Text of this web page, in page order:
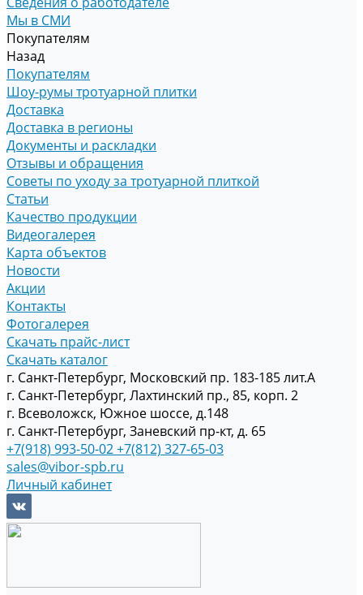
Мы в СМИ
Покупателям
Назад
Покупателям
Шоу-румы тротуарной плитки
Доставка
Доставка в регионы
Документы и раскладки
Отзывы и обращения
Советы по уходу за тротуарной плиткой
Статьи
Качество продукции
Видеогалерея
Карта объектов
Новости
Акции
Контакты
Фотогалерея
Скачать прайс-лист
Скачать каталог
г. Санкт-Петербург, Московский пр. 183-185 лит.А
г. Санкт-Петербург, Лахтинский пр., 85, корп. 2
г. Всеволожск, Южное шоссе, д.148
г. Санкт-Петербург, Заневский пр-кт, д. 65
+7(918) 993-50-02+7(812) 327-65-03
sales@vibor-spb.ru
Личный кабинет